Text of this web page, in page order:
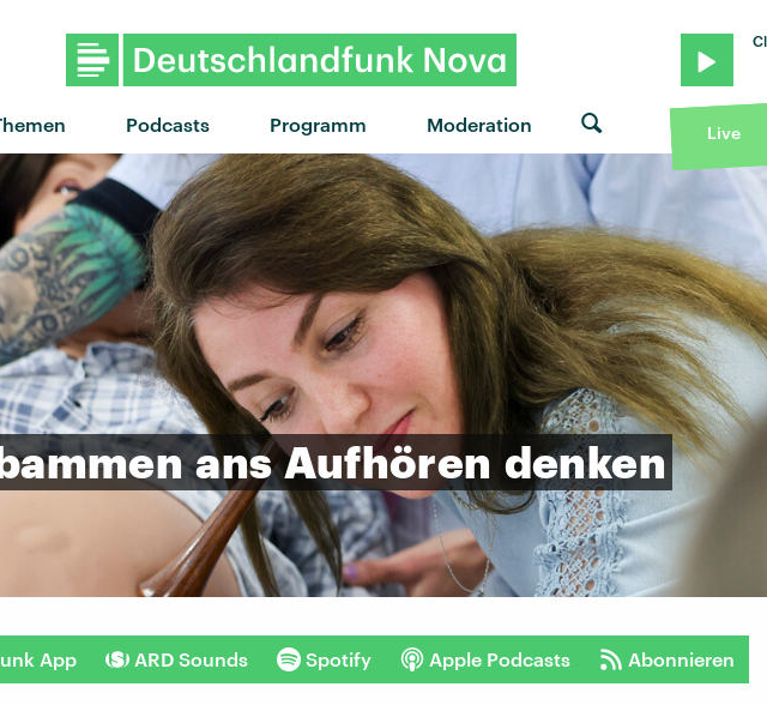
Podcasts Programm Moderation Live
ans Aufhören denken
App ARD Sounds Spotify Apple Podcasts Abonnieren